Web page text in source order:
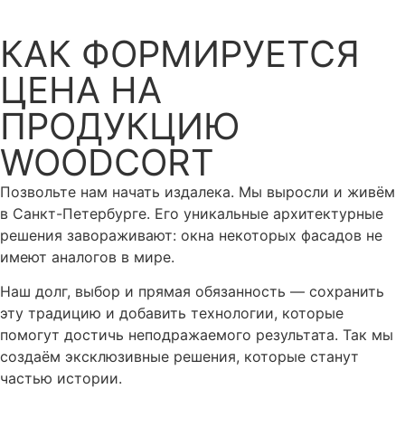
КАК ФОРМИРУЕТСЯ
ЦЕНА НА
ПРОДУКЦИЮ
WOODCORT
Позвольте нам начать издалека. Мы выросли и живём
в Санкт-Петербурге. Его уникальные архитектурные
решения завораживают: окна некоторых фасадов не
имеют аналогов в мире.
Наш долг, выбор и прямая обязанность — сохранить
эту традицию и добавить технологии, которые
помогут достичь неподражаемого результата. Так мы
создаём эксклюзивные решения, которые станут
частью истории.